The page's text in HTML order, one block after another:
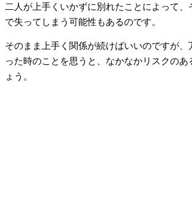
二人が上手くいかずに別れたことによって、
で失ってしまう可能性もあるのです。
そのまま上手く関係が続けばいいのですが、
った時のことを思うと、なかなかリスクのあ
ょう。